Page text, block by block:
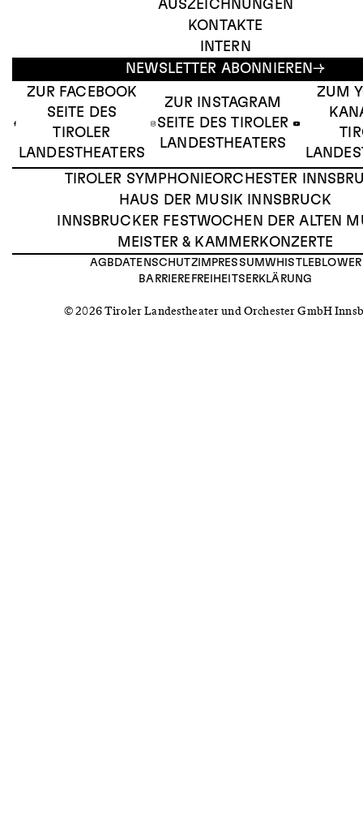
AUSZEICHNUNGEN
KONTAKTE
INTERN
NEWSLETTER ABONNIEREN
ZUR FACEBOOK
SEITE DES
TIROLER
LANDESTHEATERS
ZUR INSTAGRAM
SEITE DES TIROLER
LANDESTHEATERS
ZUM
TIROLER SYMPHONIEORCHESTER
HAUS DER MUSIK INNSBRUCK
INNSBRUCKER FESTWOCHEN DER ALTEN
MEISTER & KAMMERKONZERTE
AGB DATENSCHUTZIMPRESSUMWHISTLEBLOWER
BARRIEREFREIHEITSERKLÄRUNG
© 2026 Tiroler Landestheater und Orchester GmbH